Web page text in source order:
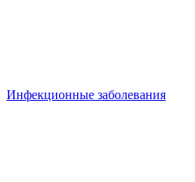
Инфекционные заболевания